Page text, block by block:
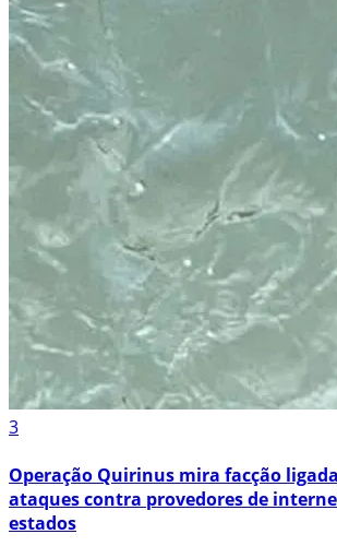
3
Operação Quirinus mira facção
ataques contra provedores de
estados